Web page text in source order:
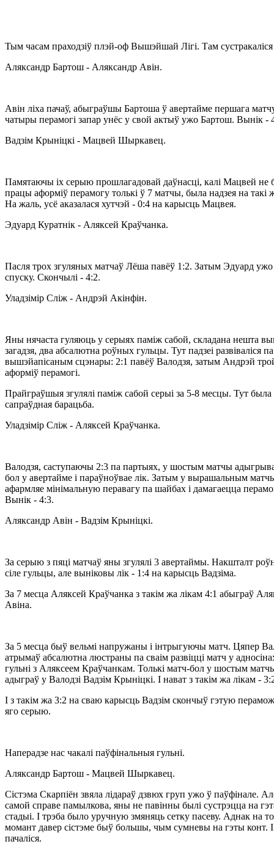
Тым часам праходзіў плэй-оф Вышэйшай Лігі. Там
Аляксандр Бартош - Аляксандр Авін.
Авін ліха пачаў, абыграўшы Бартоша ў авертайме першага
чатыры перамогі запар унёс у свой актыў ужо Бартош. Вынік -
Вадзім Крыніцкі - Мацвей Шыркавец.
Памятаючы іх серыю прошлагадовай даўнасці, калі Мацвей не
працы аформіў перамогу толькі ў 7 матчы, была надзея на такі
На жаль, усё аказалася хутчэй - 0:4 на карысць Мацвея.
Эдуард Куратнік - Аляксей Краўчанка.
Пасля трох згуляных матчаў Лёша павёў 1:2. Затым Эдуард ужо
спуску. Скончылі - 4:2.
Уладзімір Сліж - Андрэй Акінфін.
Яны нячаста гуляюць у серыях паміж сабой, складана нешта
загадзя, два абсалютна роўных гульцы. Тут падзеі развіваліся па
вышэйапісаным сцэнары: 2:1 павёў Валодзя, затым Андрэй
аформіў перамогі.
Прайграўшыя згулялі паміж сабой серыі за 5-8 месцы. Тут была
сапраўдная барацьба.
Уладзімір Сліж - Аляксей Краўчанка.
Валодзя, саступаючы 2:3 па партыях, у шостым матчы
бол у авертайме і параўноўвае лік. Затым у вырашальным
афармляе мінімальную перавагу па шайбах і дамагаецца
Вынік - 4:3.
Аляксандр Авін - Вадзім Крыніцкі.
За серыю з пяці матчаў яны згулялі 3 авертаймы. Накшталт
сіле гульцы, але выніковы лік - 1:4 на карысць Вадзіма.
За 7 месца Аляксей Краўчанка з такім жа лікам 4:1 абыграў
Авіна.
За 5 месца быў вельмі напружаны і інтрыгуючы матч. Цяпер
атрымаў абсалютна люстраны па сваім развіцці матч у
гульні з Аляксеем Краўчанкам. Толькі матч-бол у шостым
адыграў у Валодзі Вадзім Крыніцкі. І нават з такім жа лікам -
І з такім жа 3:2 на сваю карысць Вадзім скончыў гэтую
яго серыю.
Наперадзе нас чакалі паўфінальныя гульні.
Аляксандр Бартош - Мацвей Шыркавец.
Сістэма Скарпіён звяла лідараў дзвюх груп ужо ў паўфінале.
самой справе памылкова, яны не павінны былі сустрэцца на
стадыі. І трэба было уручную змяняць сетку пасеву. Аднак на
момант давер сістэме быў большы, чым сумневы на гэты конт. І
пачаліся.